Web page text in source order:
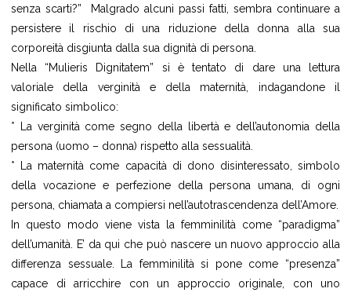
senza scarti?” Malgrado alcuni passi fatti, sembra continuare a
persistere il rischio di una riduzione della donna alla sua
corporeità disgiunta dalla sua dignità di persona.
Nella “Mulieris Dignitatem” si è tentato di dare una lettura
valoriale della verginità e della maternità, indagandone il
significato simbolico:
* La verginità come segno della libertà e dell’autonomia della
persona (uomo – donna) rispetto alla sessualità.
* La maternità come capacità di dono disinteressato, simbolo
della vocazione e perfezione della persona umana, di ogni
persona, chiamata a compiersi nell’autotrascendenza dell’Amore.
In questo modo viene vista la femminilità come “paradigma”
dell’umanità. E’ da qui che può nascere un nuovo approccio alla
differenza sessuale. La femminilità si pone come “presenza”
capace di arricchire con un approccio originale, con uno